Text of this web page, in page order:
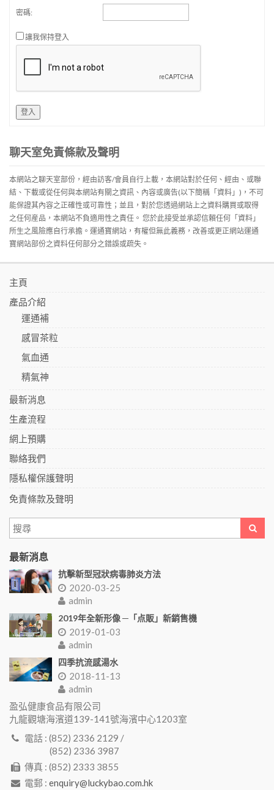
密碼:
讓我保持登入
登入
聊天室免責條款及聲明
本網站之聊天室部份，經由訪客/會員自行上載，本網站對於任何、經由、或聯
結、下載或從任何與本網站有關之資訊、內容或廣告(以下簡稱「資料」)，不可
能保證其內容之正確性或可靠性；並且，對於您透過網站上之資料購買或取得
之任何産品，本網站不負適用性之責任。 您於此接受並承認信賴任何「資料」
所生之風險應自行承擔。運通寶網站，有權但無此義務，改善或更正網站運通
寶網站部份之資料任何部分之錯誤或疏失。
主頁
產品介紹
運通補
感冒茶粒
氣血通
精氣神
最新消息
生產流程
網上預購
聯絡我們
隱私權保護聲明
免責條款及聲明
最新消息
抗擊新型冠狀病毒肺炎方法
2020-03-25
admin
2019年全新形像 ─「点販」新銷售機
2019-01-03
admin
四季抗流感湯水
2018-11-13
admin
盈弘健康食品有限公司
九龍觀塘海濱道139-141號海濱中心1203室
電話 : (852) 2336 2129 /
(852) 2336 3987
傳真 : (852) 2333 3855
電郵 : enquiry@luckybao.com.hk